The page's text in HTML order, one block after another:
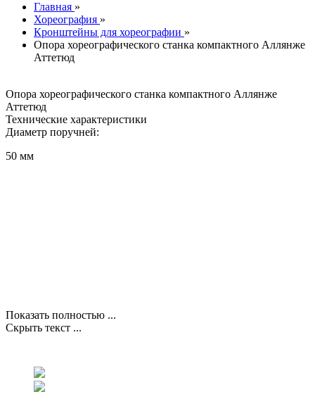
Главная »
Хореография »
Кронштейны для хореографии »
Опора хореографического станка компактного Аллянже
Аттетюд
Опора хореографического станка компактного Аллянже
Аттетюд
Технические характеристики
Диаметр поручней:
50 мм
Показать полностью ...
Скрыть текст ...